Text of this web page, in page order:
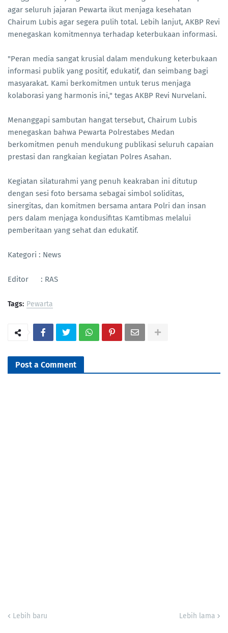
agar seluruh jajaran Pewarta ikut menjaga kesehatan
Chairum Lubis agar segera pulih total. Lebih lanjut, AKBP Revi
menegaskan komitmennya terhadap keterbukaan informasi.
"Peran media sangat krusial dalam mendukung keterbukaan
informasi publik yang positif, edukatif, dan seimbang bagi
masyarakat. Kami berkomitmen untuk terus menjaga
kolaborasi yang harmonis ini," tegas AKBP Revi Nurvelani.
Menanggapi sambutan hangat tersebut, Chairum Lubis
menegaskan bahwa Pewarta Polrestabes Medan
berkomitmen penuh mendukung publikasi seluruh capaian
prestasi dan rangkaian kegiatan Polres Asahan.
Kegiatan silaturahmi yang penuh keakraban ini ditutup
dengan sesi foto bersama sebagai simbol soliditas,
sinergitas, dan komitmen bersama antara Polri dan insan
pers dalam menjaga kondusifitas Kamtibmas melalui
pemberitaan yang sehat dan edukatif.
Kategori : News
Editor : RAS
Tags: Pewarta
Post a Comment
Lebih baru Lebih lama